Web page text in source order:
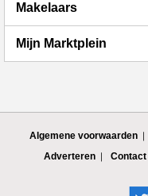
Makelaars
Mijn Marktplein
Algemene voorwaarden
Adverteren
Contact